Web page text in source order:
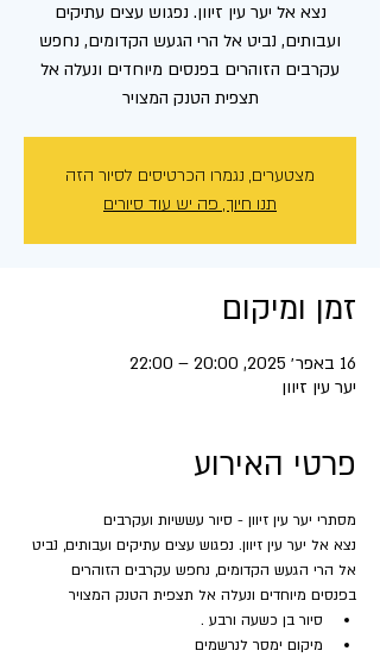
נצא אל יער עין זיוון. נפגוש עצים עתיקים
ועבותים, נביט אל הרי הגעש הקדומים, נחפש
עקרבים הזוהרים בפנסים מיוחדים ונעלה אל
תצפית הטנק המצויר
מצטערים, נגמרו הכרטיסים לסיור הזה
תנו חיוך, פה יש עוד סיורים
זמן ומיקום
16 באפר׳ 2025, 20:00 – 22:00
יער עין זיוון
פרטי האירוע
מסתרי יער עין זיוון - סיור עששיות ועקרבים
נצא אל יער עין זיוון. נפגוש עצים עתיקים ועבותים, נביט
אל הרי הגעש הקדומים, נחפש עקרבים הזוהרים
בפנסים מיוחדים ונעלה אל תצפית הטנק המצויר
סיור בן כשעה ורבע .
מיקום ימסר לנרשמים